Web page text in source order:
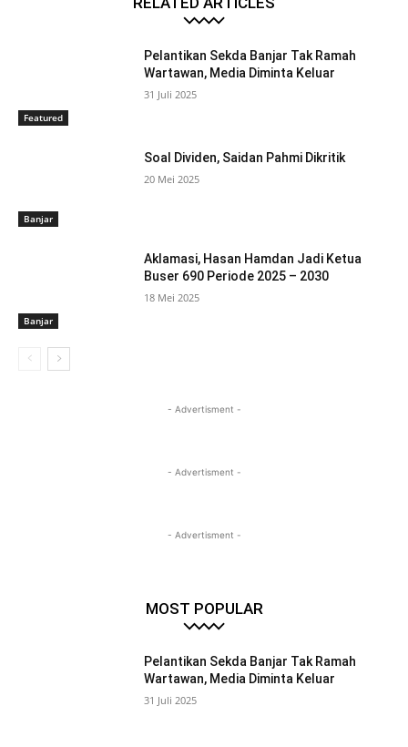
Featured
Pelantikan Sekda Banjar Tak Ramah
Wartawan, Media Diminta Keluar
31 Juli 2025
Banjar
Soal Dividen, Saidan Pahmi Dikritik
20 Mei 2025
Banjar
Aklamasi, Hasan Hamdan Jadi Ketua
Buser 690 Periode 2025 – 2030
18 Mei 2025
- Advertisment -
- Advertisment -
- Advertisment -
MOST POPULAR
Pelantikan Sekda Banjar Tak Ramah
Wartawan, Media Diminta Keluar
31 Juli 2025